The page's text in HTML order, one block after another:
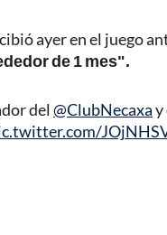
ayer en el juego
de 1 mes".
del @ClubNecaxay